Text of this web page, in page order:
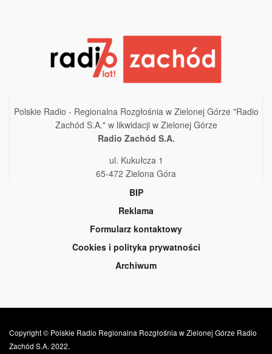
Polskie Radio - Regionalna Rozgłośnia w Zielonej Górze "Radio
Zachód S.A." w likwidacji w Zielonej Górze
Radio Zachód S.A.
ul. Kukułcza 1
65-472 Zielona Góra
BIP
Reklama
Formularz kontaktowy
Cookies i polityka prywatności
Archiwum
Copyright © Polskie Radio Regionalna Rozgłośnia w Zielonej Górze Radio
Zachód S.A. 2022.